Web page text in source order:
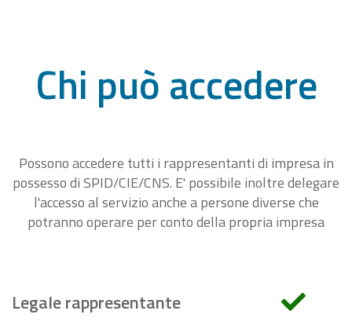
Chi può accedere
Possono accedere tutti i rappresentanti di impresa in
possesso di SPID/CIE/CNS. E' possibile inoltre delegare
l'accesso al servizio anche a persone diverse che
potranno operare per conto della propria impresa
Legale rappresentante